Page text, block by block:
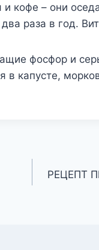
кофе – они
раза в год.
фосфор и
в капусте,
РЕЦЕПТ